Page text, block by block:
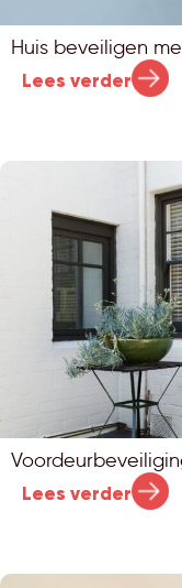
Huis beveiligen
Lees verder
Lees verder